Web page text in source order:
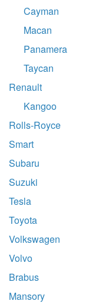
Cayman
Macan
Panamera
Taycan
Renault
Kangoo
Rolls-Royce
Smart
Subaru
Suzuki
Tesla
Toyota
Volkswagen
Volvo
Brabus
Mansory